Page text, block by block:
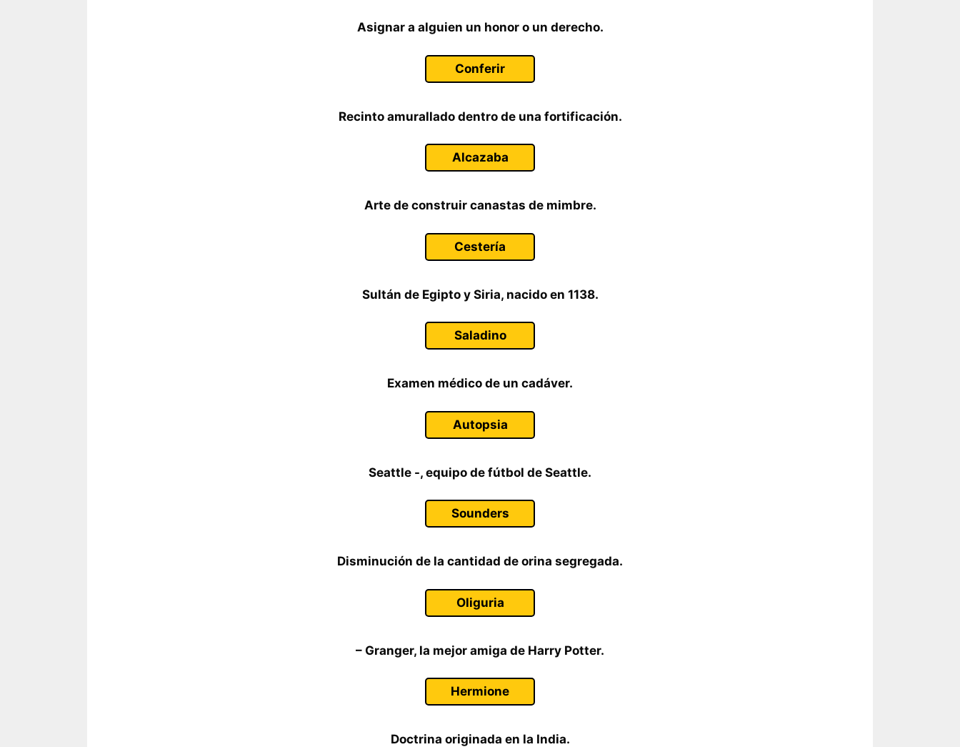
Asignar a alguien un honor o un derecho.
Conferir
Recinto amurallado dentro de una fortificación.
Alcazaba
Arte de construir canastas de mimbre.
Cestería
Sultán de Egipto y Siria, nacido en 1138.
Saladino
Examen médico de un cadáver.
Autopsia
Seattle -, equipo de fútbol de Seattle.
Sounders
Disminución de la cantidad de orina segregada.
Oliguria
– Granger, la mejor amiga de Harry Potter.
Hermione
Doctrina originada en la India.